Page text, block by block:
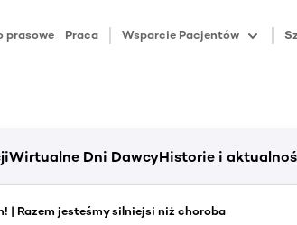
prasowe Praca Wsparcie Pacjentów
Wirtualne Dni DawcyHistorie i
| Razem jesteśmy silniejsi niż choroba